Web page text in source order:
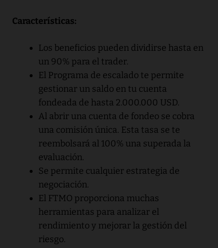
Características:
Los beneficios pueden dividirse hasta en
un 90% para el trader.
El Programa de escalado te permite
gestionar un saldo en tu cuenta
fondeada de hasta 2.000.000 USD.
Al abrir una cuenta de fondeo se cobra
una comisión única. Esta tasa se te
reembolsará al 100% una superada la
evaluación.
Se permite cualquier estrategia de
negociación.
El FTMO proporciona muchas
herramientas para analizar el
rendimiento y mejorar la gestión del
riesgo.